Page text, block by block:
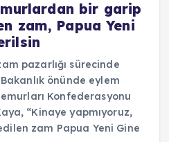
bir garip
zam, Papua Yeni
pazarlığı sürecinde
önünde eylem
Konfederasyonu
“Kinaye yapmıyoruz,
zam Papua Yeni Gine